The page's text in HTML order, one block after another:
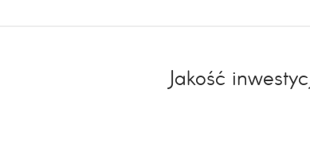
Jakość